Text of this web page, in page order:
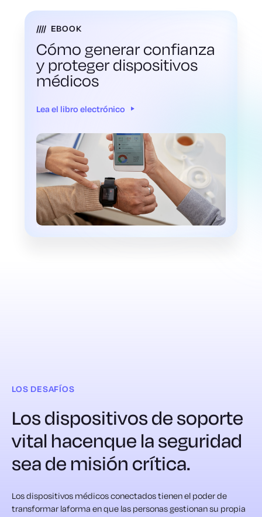
EBOOK
Cómo generar confianza
y proteger dispositivos
médicos
Lea el libro electrónico
LOS DESAFÍOS
Los dispositivos de soporte
vital hacenque la seguridad
sea de misión crítica.
Los dispositivos médicos conectados tienen el poder de
transformar laforma en que las personas gestionan su propia